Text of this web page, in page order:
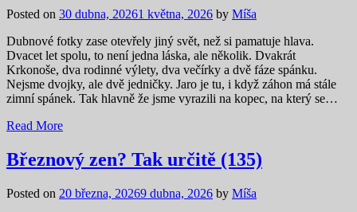
Posted on 30 dubna, 20261 května, 2026 by Míša
Dubnové fotky zase otevřely jiný svět, než si pamatuje hlava.
Dvacet let spolu, to není jedna láska, ale několik. Dvakrát
Krkonoše, dva rodinné výlety, dva večírky a dvě fáze spánku.
Nejsme dvojky, ale dvě jedničky. Jaro je tu, i když záhon má stále
zimní spánek. Tak hlavně že jsme vyrazili na kopec, na který se…
Read More
Březnový zen? Tak určitě (135)
Posted on 20 března, 20269 dubna, 2026 by Míša